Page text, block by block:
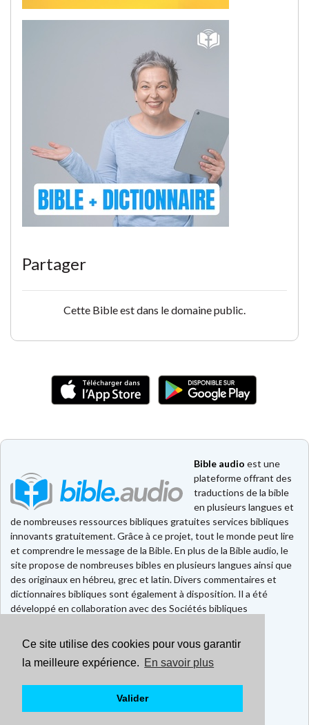
Ce site utilise des cookies pour vous garantir
la meilleure expérience. En savoir plus
Valider
Partager
Cette Bible est dans le domaine public.
Bible audio est une
plateforme offrant des
traductions de la bible
en plusieurs langues et
de nombreuses ressources bibliques gratuites services bibliques
innovants gratuitement. Grâce à ce projet, tout le monde peut lire
et comprendre le message de la Bible. En plus de la Bible audio, le
site propose de nombreuses bibles en plusieurs langues ainsi que
des originaux en hébreu, grec et latin. Divers commentaires et
dictionnaires bibliques sont également à disposition. Il a été
développé en collaboration avec des Sociétés bibliques
Faire un don
Contact